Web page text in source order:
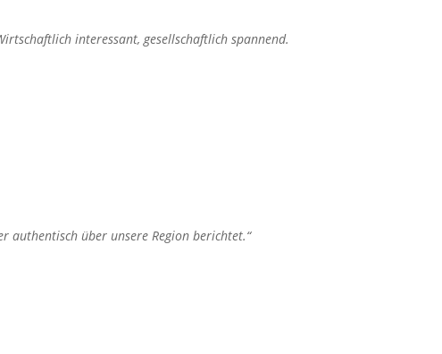
interessant, gesellschaftlich spannend.
authentisch über unsere Region berichtet.“